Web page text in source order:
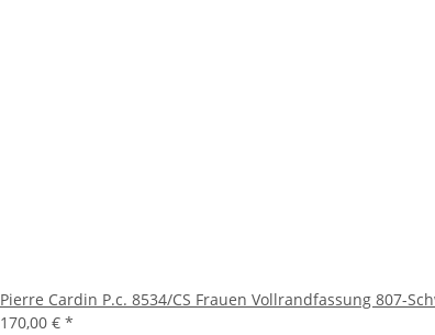
Pierre Cardin P.c. 8534/CS Frauen Vollrandfassung 807-
170,00 € *